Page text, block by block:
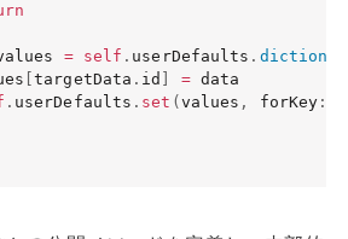
= self . userDefaults .
[targetData . id = data
. userDefaults . set ( values , forKey :